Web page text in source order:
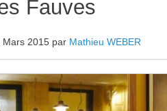
Fauves
2015 par Mathieu WEBER